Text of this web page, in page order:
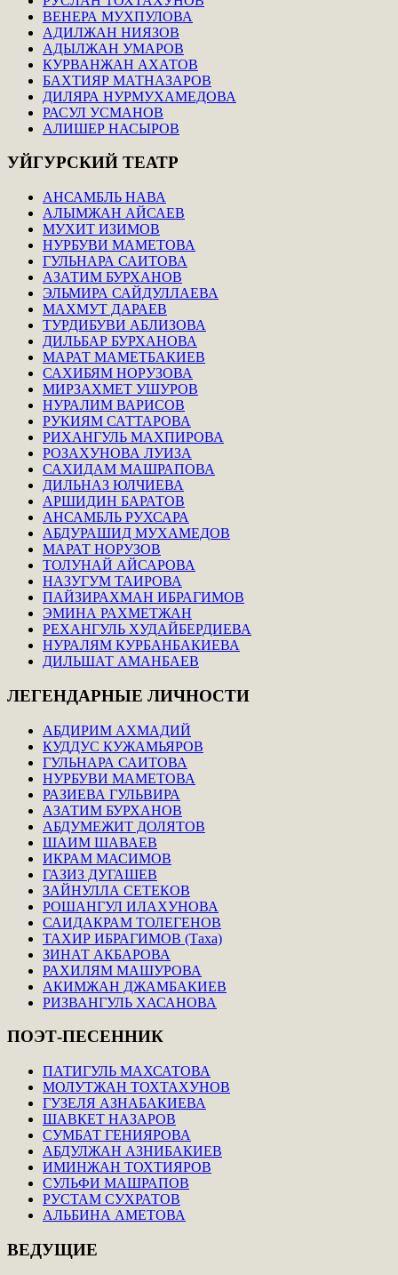
ВЕНЕРА МУХПУЛОВА
АДИЛЖАН НИЯЗОВ
АДЫЛЖАН УМАРОВ
КУРВАНЖАН АХАТОВ
БАХТИЯР МАТНАЗАРОВ
ДИЛЯРА НУРМУХАМЕДОВА
РАСУЛ УСМАНОВ
АЛИШЕР НАСЫРОВ
УЙГУРСКИЙ ТЕАТР
АНСАМБЛЬ НАВА
АЛЫМЖАН АЙСАЕВ
МУХИТ ИЗИМОВ
НУРБУВИ МАМЕТОВА
ГУЛЬНАРА САИТОВА
АЗАТИМ БУРХАНОВ
ЭЛЬМИРА САЙДУЛЛАЕВА
МАХМУТ ДАРАЕВ
ТУРДИБУВИ АБЛИЗОВА
ДИЛЬБАР БУРХАНОВА
МАРАТ МАМЕТБАКИЕВ
САХИБЯМ НОРУЗОВА
МИРЗАХМЕТ УШУРОВ
НУРАЛИМ ВАРИСОВ
РУКИЯМ САТТАРОВА
РИХАНГУЛЬ МАХПИРОВА
РОЗАХУНОВА ЛУИЗА
САХИДАМ МАШРАПОВА
ДИЛЬНАЗ ЮЛЧИЕВА
АРШИДИН БАРАТОВ
АНСАМБЛЬ РУХСАРА
АБДУРАШИД МУХАМЕДОВ
МАРАТ НОРУЗОВ
ТОЛУНАЙ АЙСАРОВА
НАЗУГУМ ТАИРОВА
ПАЙЗИРАХМАН ИБРАГИМОВ
ЭМИНА РАХМЕТЖАН
РЕХАНГУЛЬ ХУДАЙБЕРДИЕВА
НУРАЛЯМ КУРБАНБАКИЕВА
ДИЛЬШАТ АМАНБАЕВ
ЛЕГЕНДАРНЫЕ ЛИЧНОСТИ
АБДИРИМ АХМАДИЙ
КУДДУС КУЖАМЬЯРОВ
ГУЛЬНАРА САИТОВА
НУРБУВИ МАМЕТОВА
РАЗИЕВА ГУЛЬВИРА
АЗАТИМ БУРХАНОВ
АБДУМЕЖИТ ДОЛЯТОВ
ШАИМ ШАВАЕВ
ИКРАМ МАСИМОВ
ГАЗИЗ ДУГАШЕВ
ЗАЙНУЛЛА СЕТЕКОВ
РОШАНГУЛ ИЛАХУНОВА
САИДАКРАМ ТОЛЕГЕНОВ
ТАХИР ИБРАГИМОВ (Таха)
ЗИНАТ АКБАРОВА
РАХИЛЯМ МАШУРОВА
АКИМЖАН ДЖАМБАКИЕВ
РИЗВАНГУЛЬ ХАСАНОВА
ПОЭТ-ПЕСЕННИК
ПАТИГУЛЬ МАХСАТОВА
МОЛУТЖАН ТОХТАХУНОВ
ГУЗЕЛЯ АЗНАБАКИЕВА
ШАВКЕТ НАЗАРОВ
СУМБАТ ГЕНИЯРОВА
АБДУЛЖАН АЗНИБАКИЕВ
ИМИНЖАН ТОХТИЯРОВ
СУЛЬФИ МАШРАПОВ
РУСТАМ СУХРАТОВ
АЛЬБИНА АМЕТОВА
ВЕДУЩИЕ